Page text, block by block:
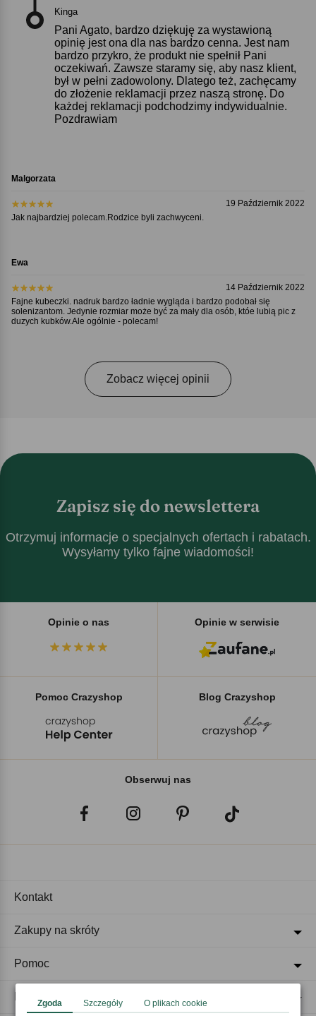
Kinga
Pani Agato, bardzo dziękuję za wystawioną
opinię jest ona dla nas bardzo cenna. Jest nam
bardzo przykro, że produkt nie spełnił Pani
oczekiwań. Zawsze staramy się, aby nasz klient,
był w pełni zadowolony. Dlatego też, zachęcamy
do złożenie reklamacji przez naszą stronę. Do
każdej reklamacji podchodzimy indywidualnie.
Pozdrawiam
Malgorzata
19 Październik 2022
Jak najbardziej polecam.Rodzice byli zachwyceni.
Ewa
14 Październik 2022
Fajne kubeczki. nadruk bardzo ładnie wygląda i bardzo podobał się
solenizantom. Jedynie rozmiar może być za mały dla osób, któe lubią pic z
duzych kubków.Ale ogólnie - polecam!
Zobacz więcej opinii
Zapisz się do newslettera
Otrzymuj informacje o specjalnych ofertach i rabatach.
Wysyłamy tylko fajne wiadomości!
Opinie o nas Opinie w serwisie
Pomoc Crazyshop Blog Crazyshop
Obserwuj nas
Kontakt
Zakupy na skróty
Pomoc
Regulaminy
Zgoda Szczegóły O plikach cookie